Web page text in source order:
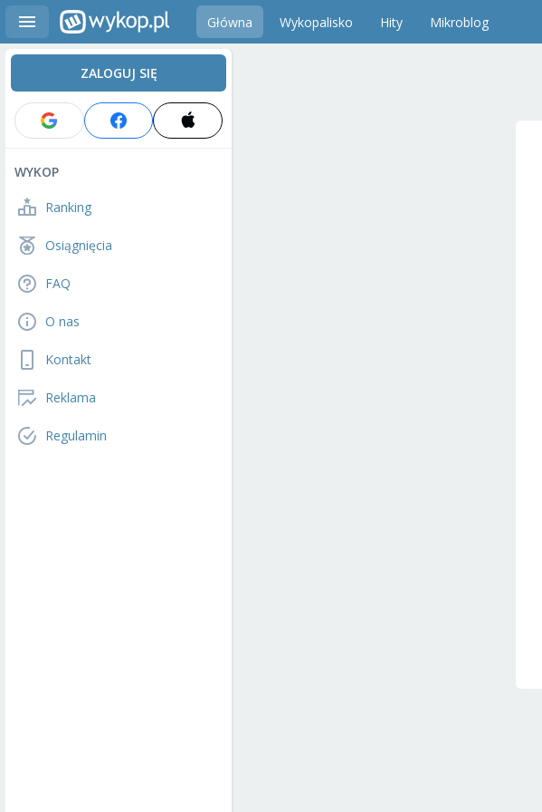
Główna Wykopalisko Hity Mikroblog
ZALOGUJ SIĘ
WYKOP
Ranking
Osiągnięcia
FAQ
O nas
Kontakt
Reklama
Regulamin